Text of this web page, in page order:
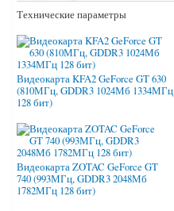
Технические параметры
Видеокарта KFA2 GeForce GT 630
(810МГц, GDDR3 1024Мб 1334МГц
128 бит)
Видеокарта ZOTAC GeForce GT
740 (993МГц, GDDR3 2048Мб
1782МГц 128 бит)